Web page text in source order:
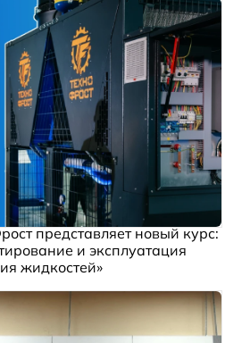
представляет новый курс:
и эксплуатация
жидкостей»